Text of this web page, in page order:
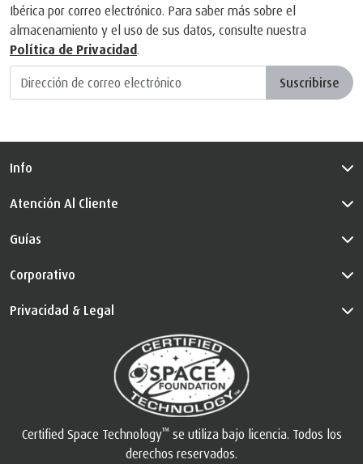
Ibérica por correo electrónico. Para saber más sobre el
almacenamiento y el uso de sus datos, consulte nuestra
Política de Privacidad.
Suscribirse
Info
Atención Al Cliente
Guías
Corporativo
Privacidad & Legal
Certified Space Technology™se utiliza bajo licencia. Todos los
derechos reservados.